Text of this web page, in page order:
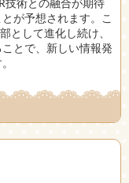
が予想されます。こ
として進化し続け、
とで、新しい情報発